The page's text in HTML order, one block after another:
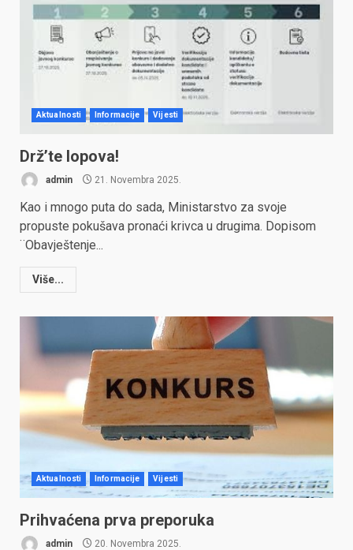
Aktualnosti Informacije Vijesti
Drž’te lopova!
admin 21. Novembra 2025.
Kao i mnogo puta do sada, Ministarstvo za svoje
propuste pokušava pronaći krivca u drugima. Dopisom
¨Obavještenje...
Više...
Aktualnosti Informacije Vijesti
Prihvaćena prva preporuka
admin 20. Novembra 2025.